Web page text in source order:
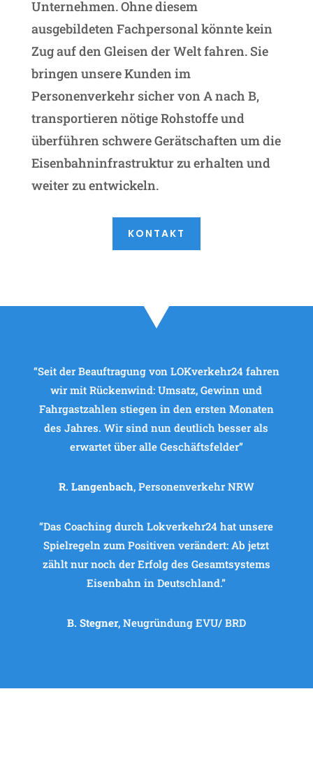
Unternehmen. Ohne diesem
ausgebildeten Fachpersonal könnte kein
Zug auf den Gleisen der Welt fahren. Sie
bringen unsere Kunden im
Personenverkehr sicher von A nach B,
transportieren nötige Rohstoffe und
überführen schwere Gerätschaften um die
Eisenbahninfrastruktur zu erhalten und
weiter zu entwickeln.
KONTAKT
“Seit der Beauftragung von LOKverkehr24 fahren
wir mit Rückenwind: Umsatz, Gewinn und
Fahrgastzahlen stiegen in den ersten Monaten
des Jahres. Wir sind nun deutlich besser als
erwartet über alle Geschäftsfelder”
R. Langenbach, Personenverkehr NRW
“Das Coaching durch Lokverkehr24 hat unsere
Spielregeln zum Positiven verändert: Ab jetzt
zählt nur noch der Erfolg des Gesamtsystems
Eisenbahn in Deutschland.”
B. Stegner, Neugründung EVU/ BRD